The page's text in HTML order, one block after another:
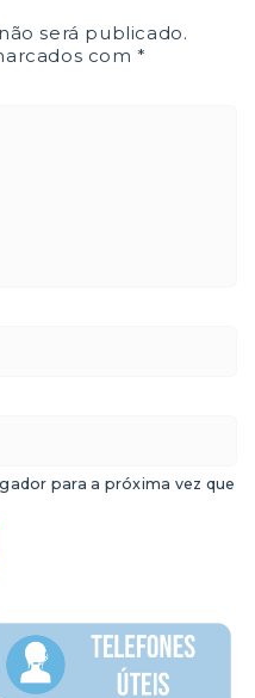
será publicado.
com*
para a próxima vez que